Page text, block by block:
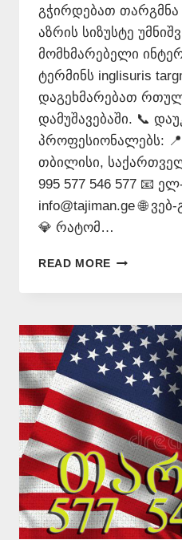
გჭირდებათ
აზრის სიზუსტე
მომხმარებელი
ტერმინს inglisuris
დაგეხმარებათ
დამუშავებაში. 📞
პროფესიონალებს:
თბილისი,
995 577 546 577 📧
info@tajiman.ge 🌐
💎 რატომ…
READ MORE ᲘᲜᲒᲚᲘᲡᲣᲠᲘᲡ
–